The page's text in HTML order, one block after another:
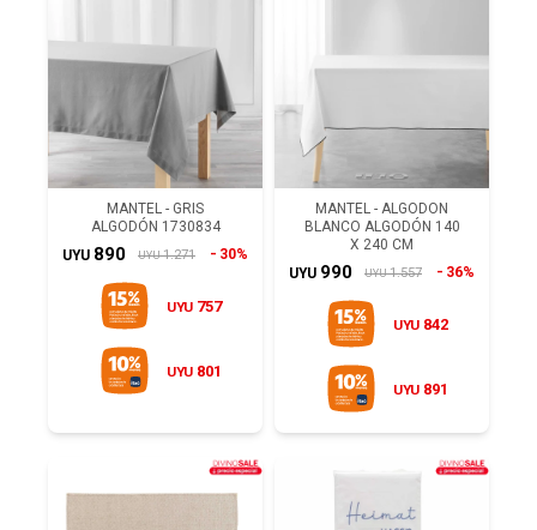
MANTEL - GRIS
ALGODÓN 1730834
UYU 890 UYU 1.271 30%
UYU 757
UYU 801
MANTEL - ALGODON
BLANCO ALGODÓN 140
X 240 CM
UYU 990 UYU 1.557 36%
UYU 842
UYU 891